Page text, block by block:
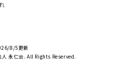
8/5更新
永仁会. All Rights Reserved.